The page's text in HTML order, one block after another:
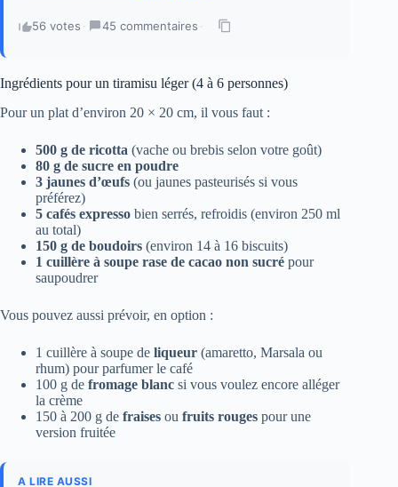
56 votes · 45 commentaires ·
Ingrédients pour un tiramisu léger (4 à 6 personnes)
Pour un plat d’environ 20 × 20 cm, il vous faut :
500 g de ricotta (vache ou brebis selon votre goût)
80 g de sucre en poudre
3 jaunes d’œufs (ou jaunes pasteurisés si vous
préférez)
5 cafés expresso bien serrés, refroidis (environ 250 ml
au total)
150 g de boudoirs (environ 14 à 16 biscuits)
1 cuillère à soupe rase de cacao non sucré pour
saupoudrer
Vous pouvez aussi prévoir, en option :
1 cuillère à soupe de liqueur (amaretto, Marsala ou
rhum) pour parfumer le café
100 g de fromage blanc si vous voulez encore alléger
la crème
150 à 200 g de fraises ou fruits rouges pour une
version fruitée
A LIRE AUSSI